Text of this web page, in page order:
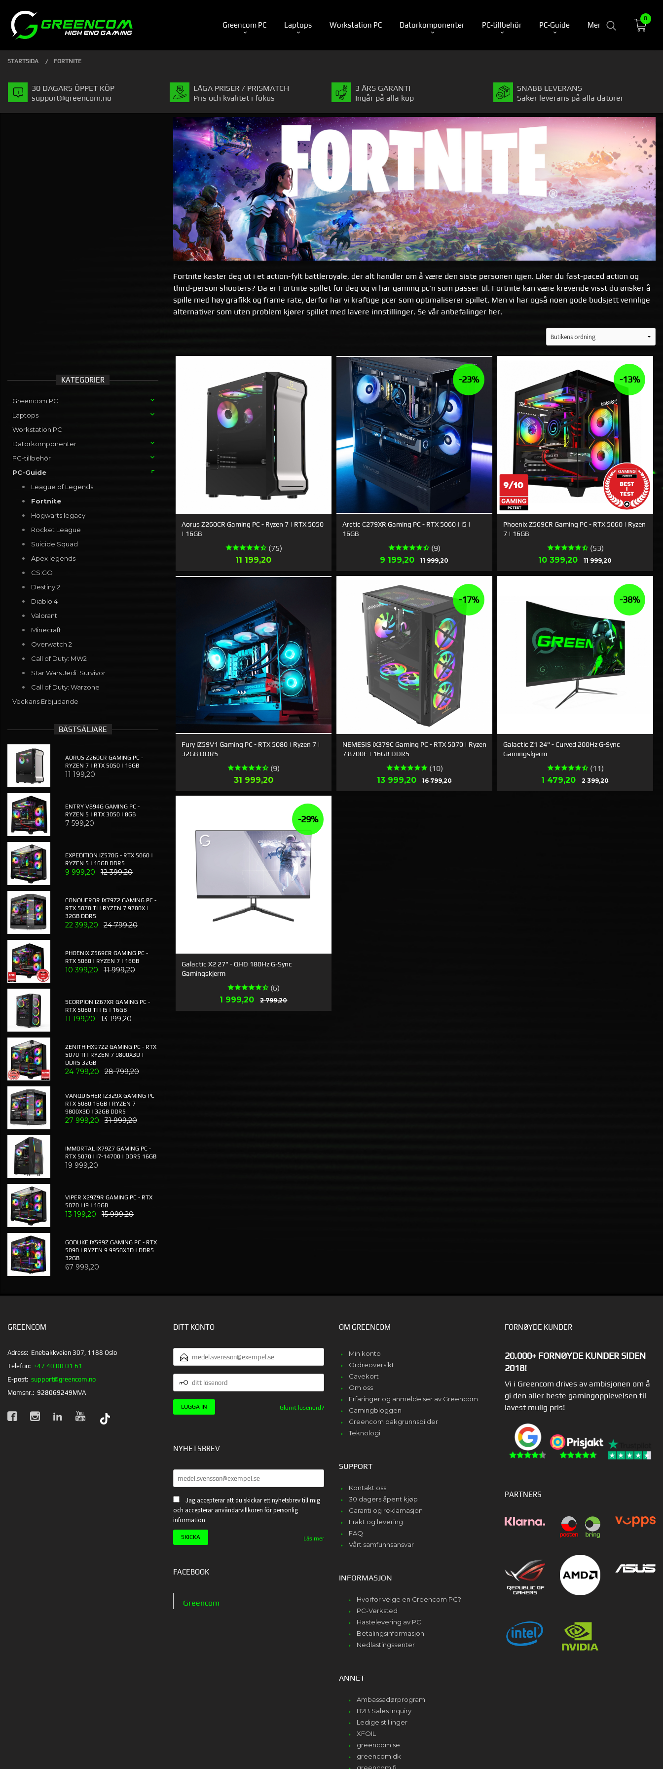
innehåll
PRODUKTER
Greencom PC Laptops Workstation PC Datorkomponenter PC-tillbehör PC-Guide Mer
Stäng
0
STARTSIDA FORTNITE
30 DAGARS ÖPPET KÖP
support@greencom.no
LÅGA PRISER / PRISMATCH
Pris och kvalitet i fokus
3 ÅRS GARANTI
Ingår på alla köp
SNABB LEVERANS
Säker leverans på alla datorer
Fortnite kaster deg ut i et action-fylt battleroyale, der alt handler om å være den siste personen igjen. Liker du fast-paced action og
third-person shooters? Da er Fortnite spillet for deg og vi har gaming pc'n som passer til. Fortnite kan være krevende visst du ønsker å
spille med høy grafikk og frame rate, derfor har vi kraftige pcer som optimaliserer spillet. Men vi har også noen gode budsjett vennlige
alternativer som uten problem kjører spillet med lavere innstillinger. Se vår anbefalinger her.
Aorus Z260CR Gaming PC - Ryzen 7 | RTX 5050
| 16GB
(75)
Pris
11 199,20
Arctic C279XR Gaming PC - RTX 5060 | i5 |
16GB
(9)
Erbjudande
9 199,20 11 999,20Rabatt
-23%
LÄS MER
Phoenix Z569CR Gaming PC - RTX 5060 | Ryzen
7 | 16GB
(53)
Erbjudande
10 399,20 11 999,20Rabatt
-13%
Fury iZ59V1 Gaming PC - RTX 5080 | Ryzen 7 |
32GB DDR5
(9)
Pris
31 999,20
NEMESIS iX379C Gaming PC - RTX 5070 | Ryzen
7 8700F | 16GB DDR5
(10)
Erbjudande
13 999,20 16 799,20Rabatt
-17%
Galactic Z1 24" - Curved 200Hz G-Sync
Gamingskjerm
(11)
Erbjudande
1 479,20 2 399,20Rabatt
-38%
Galactic X2 27" - QHD 180Hz G-Sync
Gamingskjerm
(6)
Erbjudande
1 999,20 2 799,20Rabatt
-29%
KATEGORIER
Greencom PC
Laptops
Workstation PC
Datorkomponenter
PC-tillbehör
PC-Guide
League of Legends
Fortnite
Hogwarts legacy
Rocket League
Suicide Squad
Apex legends
CS:GO
Destiny 2
Diablo 4
Valorant
Minecraft
Overwatch 2
Call of Duty: MW2
Star Wars Jedi: Survivor
Call of Duty: Warzone
Veckans Erbjudande
BÄSTSÄLJARE
AORUS Z260CR GAMING PC -
RYZEN 7 | RTX 5050 | 16GB
11 199,20
ENTRY V894G GAMING PC -
RYZEN 5 | RTX 3050 | 8GB
7 599,20
EXPEDITION IZ570G - RTX 5060 |
RYZEN 5 | 16GB DDR5
9 999,20 12 399,20
CONQUEROR IX79Z2 GAMING PC -
RTX 5070 TI | RYZEN 7 9700X |
32GB DDR5
22 399,20 24 799,20
PHOENIX Z569CR GAMING PC -
RTX 5060 | RYZEN 7 | 16GB
10 399,20 11 999,20
SCORPION IZ67XR GAMING PC -
RTX 5060 TI | I5 | 16GB
11 199,20 13 199,20
ZENITH HX97Z2 GAMING PC - RTX
5070 TI | RYZEN 7 9800X3D |
DDR5 32GB
24 799,20 28 799,20
VANQUISHER IZ329X GAMING PC -
RTX 5080 16GB | RYZEN 7
9800X3D | 32GB DDR5
27 999,20 31 999,20
IMMORTAL IX79Z7 GAMING PC -
RTX 5070 | I7-14700 | DDR5 16GB
19 999,20
VIPER X29Z9R GAMING PC - RTX
5070 | I9 | 16GB
13 199,20 15 999,20
GODLIKE IX599Z GAMING PC - RTX
5090 | RYZEN 9 9950X3D | DDR5
32GB
67 999,20
GREENCOM
Adress: Enebakkveien 307, 1188 Oslo
Telefon: +47 40 00 01 61
E-post: support@greencom.no
Momsnr.: 928069249MVA
DITT KONTO
POSTADRESS
LÖSENORD
Glömt lösenord?
NYHETSBREV
Jag accepterar att du skickar ett nyhetsbrev till mig
och accepterar användarvillkoren för personlig
information
Läs mer
FACEBOOK
Greencom
OM GREENCOM
Min konto
Ordreoversikt
Gavekort
Om oss
Erfaringer og anmeldelser av Greencom
Gamingbloggen
Greencom bakgrunnsbilder
Teknologi
SUPPORT
Kontakt oss
30 dagers åpent kjøp
Garanti og reklamasjon
Frakt og levering
FAQ
Vårt samfunnsansvar
INFORMASJON
Hvorfor velge en Greencom PC?
PC-Verksted
Hastelevering av PC
Betalingsinformasjon
Nedlastingssenter
ANNET
Ambassadørprogram
B2B Sales Inquiry
Ledige stillinger
XFOIL
greencom.se
greencom.dk
FORNØYDE KUNDER
20.000+ FORNØYDE KUNDER SIDEN
2018!
Vi i Greencom drives av ambisjonen om å
gi den aller beste gamingopplevelsen til
lavest mulig pris!
PARTNERS